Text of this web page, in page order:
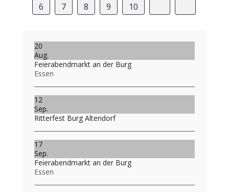
6 7 8 9 10
20
Aug.
Feierabendmarkt an der Burg
Essen
12
Sep.
Ritterfest Burg Altendorf
17
Sep.
Feierabendmarkt an der Burg
Essen